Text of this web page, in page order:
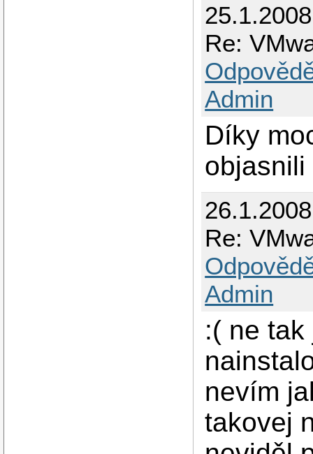
Re:
Admin
Díky
Re:
Admin
:( ne
nevím
takovej